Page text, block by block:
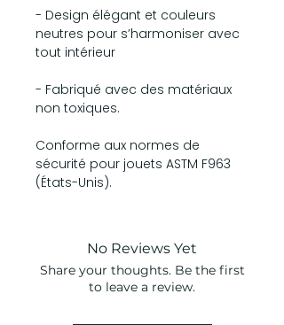
- Design élégant et couleurs
neutres pour s’harmoniser avec
tout intérieur
- Fabriqué avec des matériaux
non toxiques.
Conforme aux normes de
sécurité pour jouets ASTM F963
(États-Unis).
No Reviews Yet
Share your thoughts. Be the first
to leave a review.